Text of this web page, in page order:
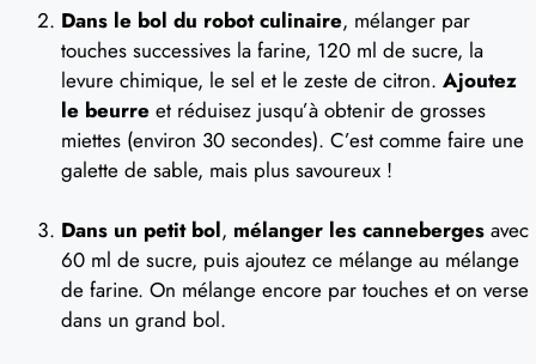
Dans le bol du robot culinaire, mélanger par
touches successives la farine, 120 ml de sucre, la
levure chimique, le sel et le zeste de citron. Ajoutez
le beurre et réduisez jusqu’à obtenir de grosses
miettes (environ 30 secondes). C’est comme faire une
galette de sable, mais plus savoureux !
Dans un petit bol, mélanger les canneberges avec
60 ml de sucre, puis ajoutez ce mélange au mélange
de farine. On mélange encore par touches et on verse
dans un grand bol.